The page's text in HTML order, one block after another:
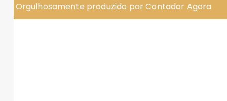
Orgulhosamente produzido por Contador Agora